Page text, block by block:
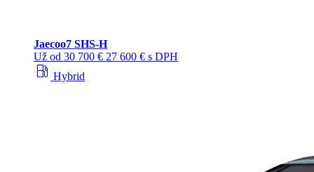
Jaecoo7 SHS-H
Už od 30 700 € 27 600 € s DPH
local_gas_station Hybrid